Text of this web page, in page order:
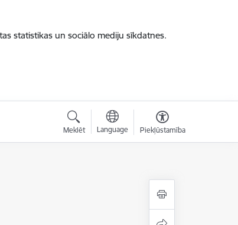
statistikas un sociālo mediju sīkdatnes.
Meklēt Language Piekļūstamība